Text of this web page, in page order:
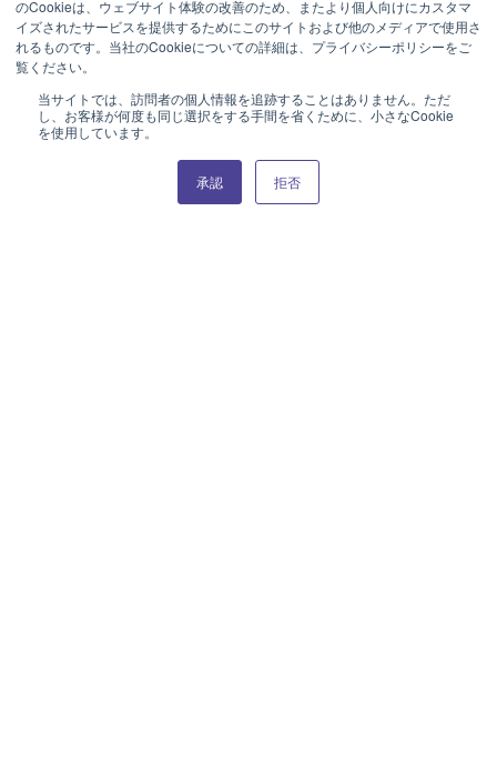
のCookieは、ウェブサイト体験の改善のため、またより個人向けにカスタマ
イズされたサービスを提供するためにこのサイトおよび他のメディアで使用さ
れるものです。当社のCookieについての詳細は、プライバシーポリシーをご
覧ください。
当サイトでは、訪問者の個人情報を追跡することはありません。ただ
し、お客様が何度も同じ選択をする手間を省くために、小さなCookie
を使用しています。
承認 拒否
Product Catalog (e-book)